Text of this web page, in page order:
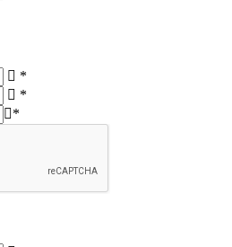
*
*
*